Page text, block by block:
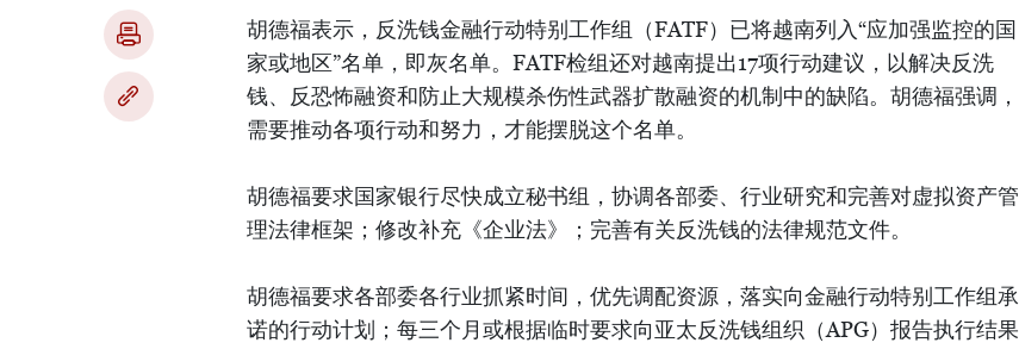
胡德福表示，反洗钱金融行动特别工作组（FATF）已将越南列入“应加强监控的国
家或地区”名单，即灰名单。FATF检组还对越南提出17项行动建议，以解决反洗
钱、反恐怖融资和防止大规模杀伤性武器扩散融资的机制中的缺陷。胡德福强调，
需要推动各项行动和努力，才能摆脱这个名单。
胡德福要求国家银行尽快成立秘书组，协调各部委、行业研究和完善对虚拟资产管
理法律框架；修改补充《企业法》；完善有关反洗钱的法律规范文件。
胡德福要求各部委各行业抓紧时间，优先调配资源，落实向金融行动特别工作组承
诺的行动计划；每三个月或根据临时要求向亚太反洗钱组织（APG）报告执行结果